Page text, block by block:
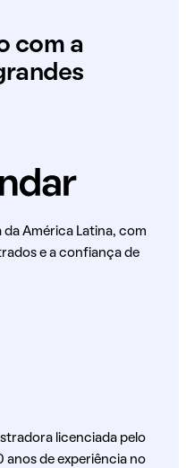
com a
América Latina, com
e a confiança de
licenciada pelo
anos de experiência no